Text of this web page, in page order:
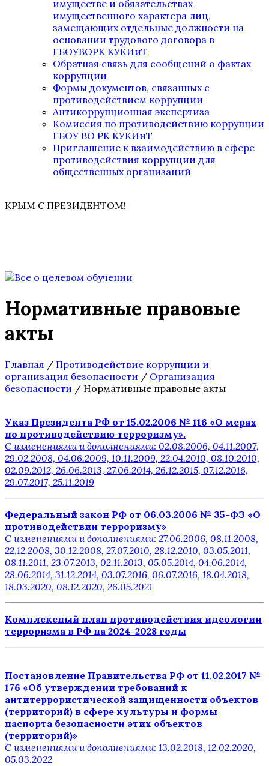
имуществе и обязательствах
имущественного характера лиц,
замещающих отдельные должности на
основании трудового договора в
ГБОУВОРК КУКИиТ
Обратная связь для сообщений о фактах
коррупции
Формы документов, связанных с
противодействием коррупции
Антикоррупционная экспертиза
Комиссия по противодействию коррупции
ГБОУ ВО РК КУКИиТ
Приглашение к взаимодействию в сфере
противодействия коррупции для
общественных организаций
КРЫМ С ПРЕЗИДЕНТОМ!
Нормативные правовые
акты
Главная / Противодействие коррупции и
организация безопасности / Организация
безопасности / Нормативные правовые акты
Указ Президента РФ от 15.02.2006 № 116 «О мерах
по противодействию терроризму».
С изменениями и дополнениями: 02.08.2006, 04.11.2007,
29.02.2008, 04.06.2009, 10.11.2009, 22.04.2010, 08.10.2010,
02.09.2012, 26.06.2013, 27.06.2014, 26.12.2015, 07.12.2016,
29.07.2017, 25.11.2019
Федеральный закон РФ от 06.03.2006 № 35-ФЗ «О
противодействии терроризму»
С изменениями и дополнениями: 27.06.2006, 08.11.2008,
22.12.2008, 30.12.2008, 27.07.2010, 28.12.2010, 03.05.2011,
08.11.2011, 23.07.2013, 02.11.2013, 05.05.2014, 04.06.2014,
28.06.2014, 31.12.2014, 03.07.2016, 06.07.2016, 18.04.2018,
18.03.2020, 08.12.2020, 26.05.2021
Комплексный план противодействия идеологии
терроризма в РФ на 2024-2028 годы
Постановление Правительства РФ от 11.02.2017 №
176 «Об утверждении требований к
антитеррористической защищенности объектов
(территорий) в сфере культуры и формы
паспорта безопасности этих объектов
(территорий)»
С изменениями и дополнениями: 13.02.2018, 12.02.2020,
05.03.2022